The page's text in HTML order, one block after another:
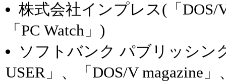
株式会社インプレス(「DOS/
「PC Watch」)
ソフトバンク パブリッシン
USER」、「DOS/V magazine